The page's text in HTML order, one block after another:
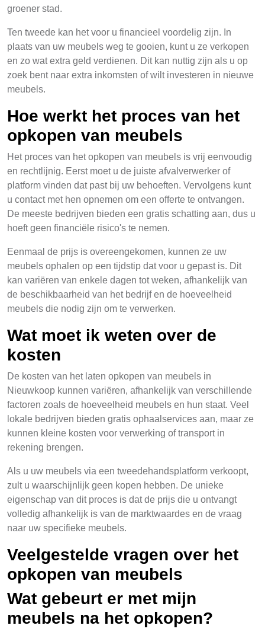
groener stad.
Ten tweede kan het voor u financieel voordelig zijn. In
plaats van uw meubels weg te gooien, kunt u ze verkopen
en zo wat extra geld verdienen. Dit kan nuttig zijn als u op
zoek bent naar extra inkomsten of wilt investeren in nieuwe
meubels.
Hoe werkt het proces van het
opkopen van meubels
Het proces van het opkopen van meubels is vrij eenvoudig
en rechtlijnig. Eerst moet u de juiste afvalverwerker of
platform vinden dat past bij uw behoeften. Vervolgens kunt
u contact met hen opnemen om een offerte te ontvangen.
De meeste bedrijven bieden een gratis schatting aan, dus u
hoeft geen financiële risico's te nemen.
Eenmaal de prijs is overeengekomen, kunnen ze uw
meubels ophalen op een tijdstip dat voor u gepast is. Dit
kan variëren van enkele dagen tot weken, afhankelijk van
de beschikbaarheid van het bedrijf en de hoeveelheid
meubels die nodig zijn om te verwerken.
Wat moet ik weten over de
kosten
De kosten van het laten opkopen van meubels in
Nieuwkoop kunnen variëren, afhankelijk van verschillende
factoren zoals de hoeveelheid meubels en hun staat. Veel
lokale bedrijven bieden gratis ophaalservices aan, maar ze
kunnen kleine kosten voor verwerking of transport in
rekening brengen.
Als u uw meubels via een tweedehandsplatform verkoopt,
zult u waarschijnlijk geen kopen hebben. De unieke
eigenschap van dit proces is dat de prijs die u ontvangt
volledig afhankelijk is van de marktwaardes en de vraag
naar uw specifieke meubels.
Veelgestelde vragen over het
opkopen van meubels
Wat gebeurt er met mijn
meubels na het opkopen?